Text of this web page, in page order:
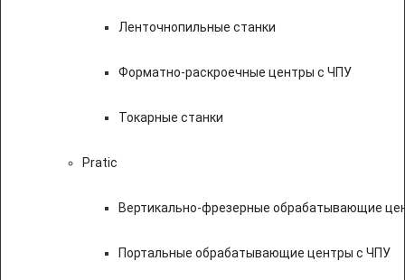
Ленточнопильные станки
Форматно-раскроечные центры с ЧПУ
Токарные станки
Pratic
Вертикально-фрезерные обрабатывающие
Портальные обрабатывающие центры с ЧПУ